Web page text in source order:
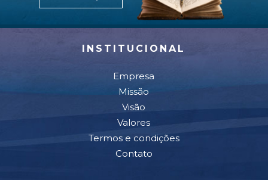
INSTITUCIONAL
Empresa
Missão
Visão
Valores
Termos e condições
Contato